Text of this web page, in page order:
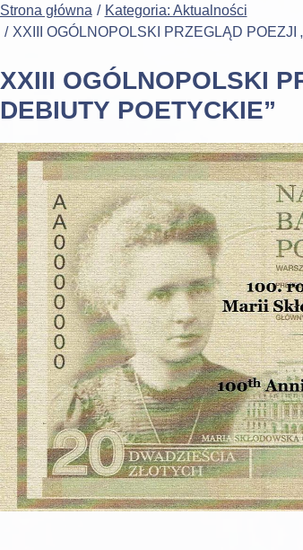
Strona główna
Kategoria: Aktualności
XXIII OGÓLNOPOLSKI PRZEGLĄD
XXIII OGÓLNOPOLSKI
DEBIUTY POETYCKIE”